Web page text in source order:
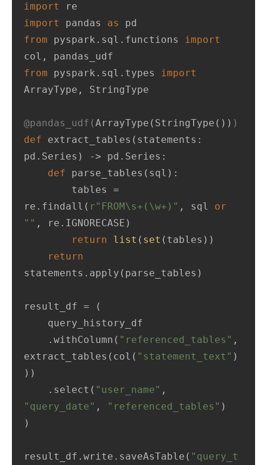
import
import
pandas as
from pyspark.sql.functions import
from pyspark.sql.types import
ArrayType, StringType
@pandas_udf(ArrayType( StringType( ) ) )
def
extract_tables ( statements:
pd.Series ) -> pd.Series:
def
parse_tables ( sql ):
re.findall( r"FROM\s+(\w+)" , sql or
"" , re.IGNORECASE)
return
list ( set (tables))
return
statements.apply(parse_tables)
result_df = (
    .withColumn(
"referenced_tables" ,
extract_tables(col( "statement_text" )
))
    .select(
"user_name"
"query_date" , "referenced_tables" )
)
result_df.write.saveAsTable( "query_t